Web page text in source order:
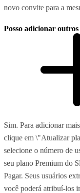
novo convite para a
Posso adicionar
Sim. Para adicionar
clique em \"Atualizar
selecione o número de
seu plano Premium do
Pagar. Seus usuários
você poderá atribuí-los